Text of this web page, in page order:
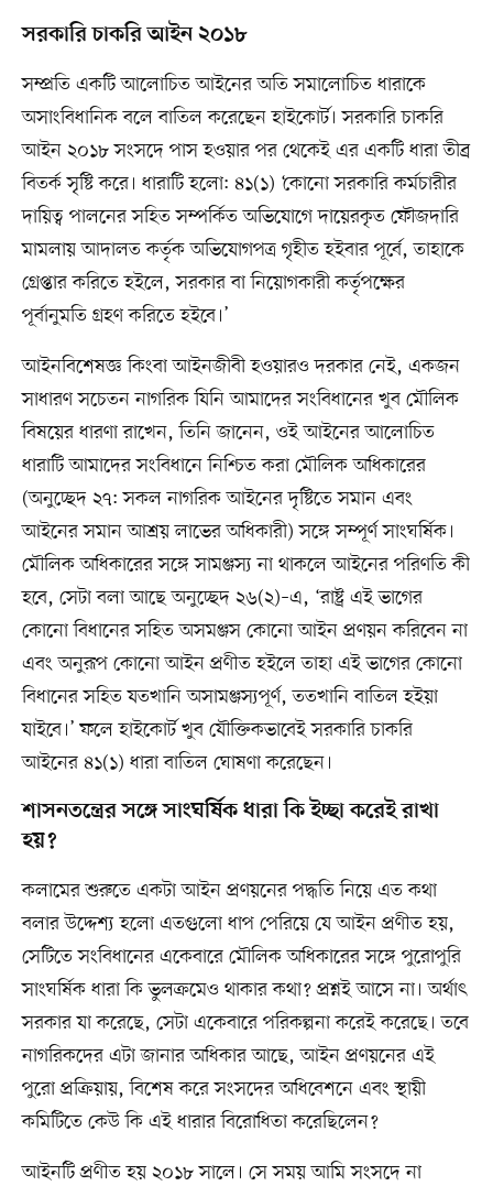
সরকারি চাকরি আইন ২০১৮
সম্প্রতি একটি আলোচিত আইনের অতি সমালোচিত ধারাকে
অসাংবিধানিক বলে বাতিল করেছেন হাইকোর্ট। সরকারি চাকরি
আইন ২০১৮ সংসদে পাস হওয়ার পর থেকেই এর একটি ধারা তীব্র
বিতর্ক সৃষ্টি করে। ধারাটি হলো: ৪১(১) ‘কোনো সরকারি কর্মচারীর
দায়িত্ব পালনের সহিত সম্পর্কিত অভিযোগে দায়েরকৃত ফৌজদারি
মামলায় আদালত কর্তৃক অভিযোগপত্র গৃহীত হইবার পূর্বে, তাহাকে
গ্রেপ্তার করিতে হইলে, সরকার বা নিয়োগকারী কর্তৃপক্ষের
পূর্বানুমতি গ্রহণ করিতে হইবে।’
আইনবিশেষজ্ঞ কিংবা আইনজীবী হওয়ারও দরকার নেই, একজন
সাধারণ সচেতন নাগরিক যিনি আমাদের সংবিধানের খুব মৌলিক
বিষয়ের ধারণা রাখেন, তিনি জানেন, ওই আইনের আলোচিত
ধারাটি আমাদের সংবিধানে নিশ্চিত করা মৌলিক অধিকারের
(অনুচ্ছেদ ২৭: সকল নাগরিক আইনের দৃষ্টিতে সমান এবং
আইনের সমান আশ্রয় লাভের অধিকারী) সঙ্গে সম্পূর্ণ সাংঘর্ষিক।
মৌলিক অধিকারের সঙ্গে সামঞ্জস্য না থাকলে আইনের পরিণতি কী
হবে, সেটা বলা আছে অনুচ্ছেদ ২৬(২)–এ, ‘রাষ্ট্র এই ভাগের
কোনো বিধানের সহিত অসমঞ্জস কোনো আইন প্রণয়ন করিবেন না
এবং অনুরূপ কোনো আইন প্রণীত হইলে তাহা এই ভাগের কোনো
বিধানের সহিত যতখানি অসামঞ্জস্যপূর্ণ, ততখানি বাতিল হইয়া
যাইবে।’ ফলে হাইকোর্ট খুব যৌক্তিকভাবেই সরকারি চাকরি
আইনের ৪১(১) ধারা বাতিল ঘোষণা করেছেন।
শাসনতন্ত্রের সঙ্গে সাংঘর্ষিক ধারা কি ইচ্ছা করেই রাখা
হয়?
কলামের শুরুতে একটা আইন প্রণয়নের পদ্ধতি নিয়ে এত কথা
বলার উদ্দেশ্য হলো এতগুলো ধাপ পেরিয়ে যে আইন প্রণীত হয়,
সেটিতে সংবিধানের একেবারে মৌলিক অধিকারের সঙ্গে পুরোপুরি
সাংঘর্ষিক ধারা কি ভুলক্রমেও থাকার কথা? প্রশ্নই আসে না। অর্থাৎ
সরকার যা করেছে, সেটা একেবারে পরিকল্পনা করেই করেছে। তবে
নাগরিকদের এটা জানার অধিকার আছে, আইন প্রণয়নের এই
পুরো প্রক্রিয়ায়, বিশেষ করে সংসদের অধিবেশনে এবং স্থায়ী
কমিটিতে কেউ কি এই ধারার বিরোধিতা করেছিলেন?
আইনটি প্রণীত হয় ২০১৮ সালে। সে সময় আমি সংসদে না